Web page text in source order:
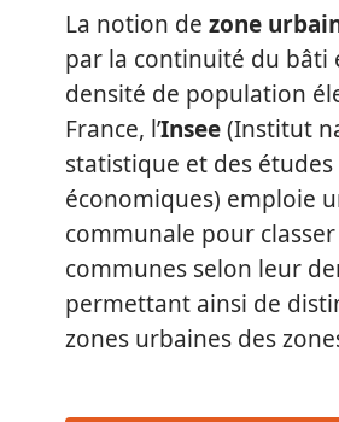
La notion de zone
par la continuité du bâti
densité de population
France, l’Insee(Institut
statistique et des études
économiques) emploie
communale pour
communes selon leur
permettant ainsi de
zones urbaines des